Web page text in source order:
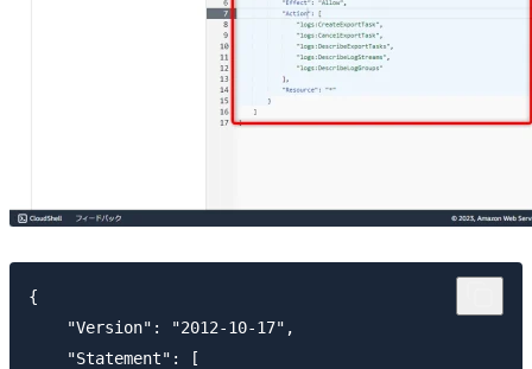
{
    "Version": "2012-10-17",
    "Statement": [